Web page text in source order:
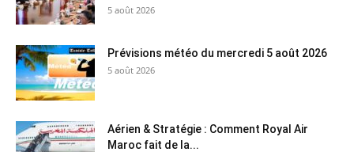
5 août 2026
Prévisions météo du mercredi 5 août 2026
5 août 2026
Aérien & Stratégie : Comment Royal Air
Maroc fait de la...